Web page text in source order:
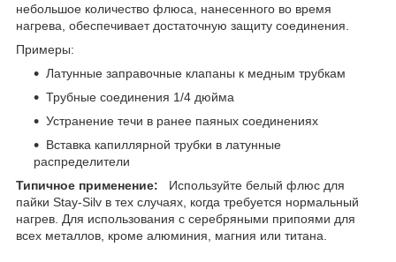
небольшое количество флюса, нанесенного во время
нагрева, обеспечивает достаточную защиту соединения.
Примеры:
Латунные заправочные клапаны к медным трубкам
Трубные соединения 1/4 дюйма
Устранение течи в ранее паяных соединениях
Вставка капиллярной трубки в латунные
распределители
Типичное применение: Используйте белый флюс для
пайки Stay-Silv в тех случаях, когда требуется нормальный
нагрев. Для использования с серебряными припоями для
всех металлов, кроме алюминия, магния или титана.